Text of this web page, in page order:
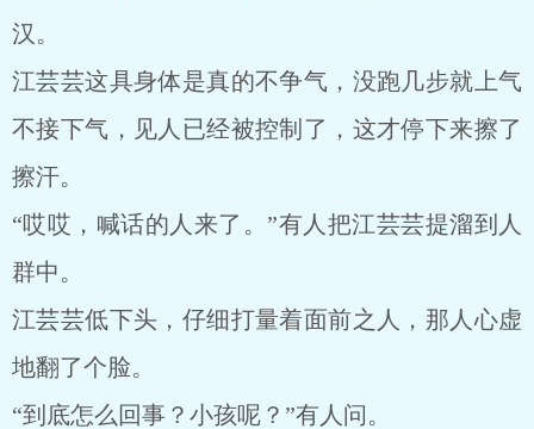
汉。
江芸芸这具身体是真的不争气，没跑几步就上气
不接下气，见人已经被控制了，这才停下来擦了
擦汗。
“哎哎，喊话的人来了。”有人把江芸芸提溜到人
群中。
江芸芸低下头，仔细打量着面前之人，那人心虚
地翻了个脸。
“到底怎么回事？小孩呢？”有人问。